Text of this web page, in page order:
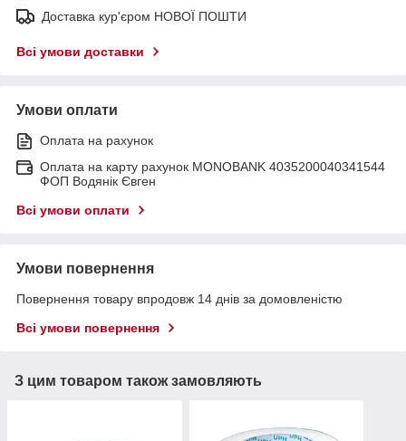
Доставка кур'єром НОВОЇ ПОШТИ
Всі умови доставки
Умови оплати
Оплата на рахунок
Оплата на карту рахунок MONOBANK 4035200040341544
ФОП Водянік Євген
Всі умови оплати
Умови повернення
Повернення товару впродовж 14 днів за домовленістю
Всі умови повернення
З цим товаром також замовляють